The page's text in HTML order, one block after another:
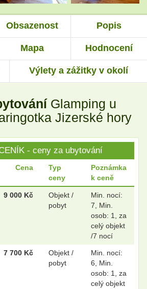
Obsazenost Popis
Mapa Hodnocení
Výlety a zážitky v okolí
Glamping u
Jizerské hory
- ceny za ubytování
Cena
Typ
ceny
Poznámka
k ceně
9 000 Kč
Objekt /
pobyt
Min. nocí:
7, Min.
osob: 1, za
celý objekt
/7 nocí
7 700 Kč
Objekt /
pobyt
Min. nocí:
6, Min.
osob: 1, za
celý objekt